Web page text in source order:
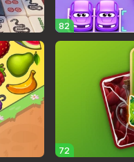
82
72